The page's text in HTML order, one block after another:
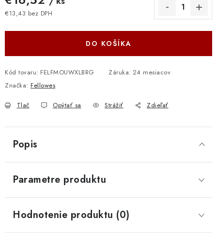
€13,43 bez DPH
DO KOŠÍKA
Kód tovaru: FELFMOUWXLBRG Záruka: 24 mesiacov
Značka: Fellowes
Tlač Opýtať sa Strážiť Zdieľať
Popis
Parametre produktu
Hodnotenie produktu (0)